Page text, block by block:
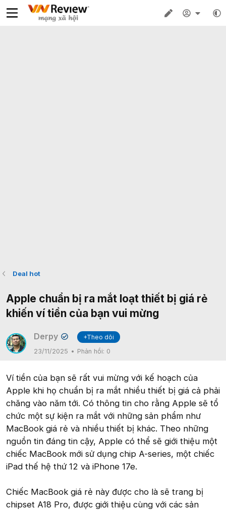
Deal hot
Apple chuẩn bị ra mắt loạt thiết bị giá rẻ
khiến ví tiền của bạn vui mừng
Derpy ✔
+Theo dõi
23/11/2025
Phản hồi: 0
Ví tiền của bạn sẽ rất vui mừng với kế hoạch của
Apple khi họ chuẩn bị ra mắt nhiều thiết bị giá cả phải
chăng vào năm tới. Có thông tin cho rằng Apple sẽ tổ
chức một sự kiện ra mắt với những sản phẩm như
MacBook giá rẻ và nhiều thiết bị khác. Theo những
nguồn tin đáng tin cậy, Apple có thể sẽ giới thiệu một
chiếc MacBook mới sử dụng chip A-series, một chiếc
iPad thế hệ thứ 12 và iPhone 17e.
Chiếc MacBook giá rẻ này được cho là sẽ trang bị
chipset A18 Pro, được giới thiệu cùng với các sản